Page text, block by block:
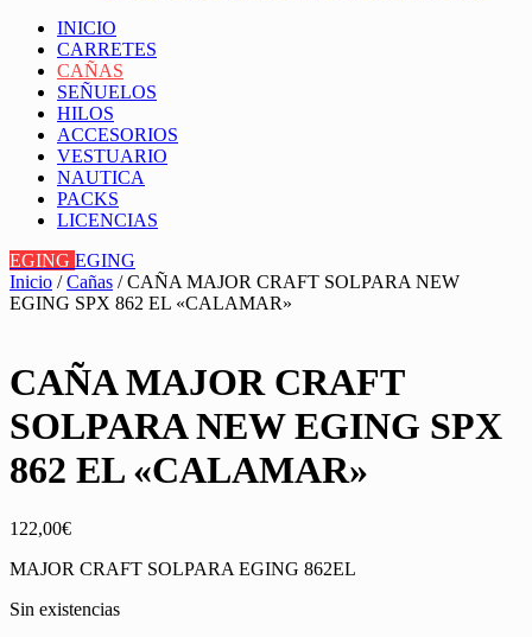
INICIO
CARRETES
CAÑAS
SEÑUELOS
HILOS
ACCESORIOS
VESTUARIO
NAUTICA
PACKS
LICENCIAS
EGING EGING
Inicio /Cañas / CAÑA MAJOR CRAFT SOLPARA NEW
EGING SPX 862 EL «CALAMAR»
CAÑA MAJOR CRAFT
SOLPARA NEW EGING SPX
862 EL «CALAMAR»
122,00€
MAJOR CRAFT SOLPARA EGING 862EL
Sin existencias